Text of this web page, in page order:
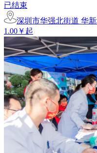
已结束
深圳市华强北街道 华
1.00￥起